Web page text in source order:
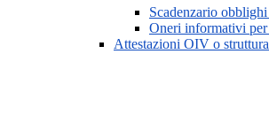
Scadenzario
Oneri informativi
Attestazioni OIV o